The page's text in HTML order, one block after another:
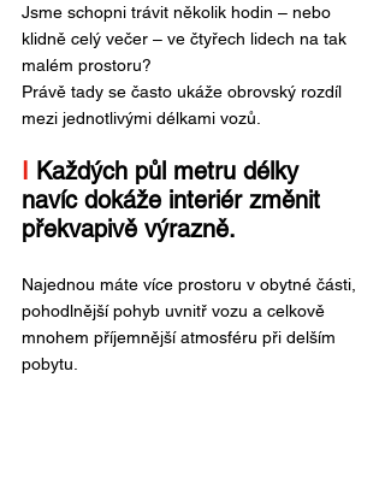
Jsme schopni trávit několik hodin – nebo
klidně celý večer – ve čtyřech lidech na tak
malém prostoru?
Právě tady se často ukáže obrovský rozdíl
mezi jednotlivými délkami vozů.
I Každých půl metru délky
navíc dokáže interiér změnit
překvapivě výrazně.
Najednou máte více prostoru v obytné části,
pohodlnější pohyb uvnitř vozu a celkově
mnohem příjemnější atmosféru při delším
pobytu.